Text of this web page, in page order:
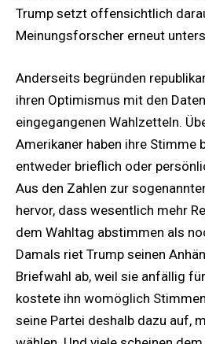
Trump setzt offensichtlich
Meinungsforscher erneut
Anderseits begründen
ihren Optimismus mit den
eingegangenen Wahlzetteln.
Amerikaner haben ihre Stimme
entweder brieflich oder
Aus den Zahlen zur
hervor, dass wesentlich mehr
dem Wahltag abstimmen als
Damals riet Trump seinen
Briefwahl ab, weil sie anfällig
kostete ihn womöglich
seine Partei deshalb dazu auf,